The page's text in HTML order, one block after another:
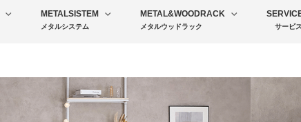
METALSISTEM
メタルシステム
METAL&WOODRACK
メタルウッドラック サービス